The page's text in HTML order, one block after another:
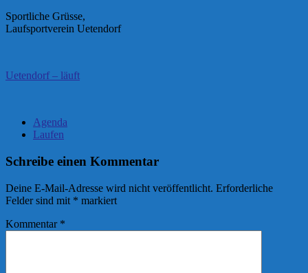
Sportliche Grüsse,
Laufsportverein Uetendorf
Uetendorf – läuft
Agenda
Laufen
Schreibe einen Kommentar
Deine E-Mail-Adresse wird nicht veröffentlicht. Erforderliche
Felder sind mit * markiert
Kommentar *